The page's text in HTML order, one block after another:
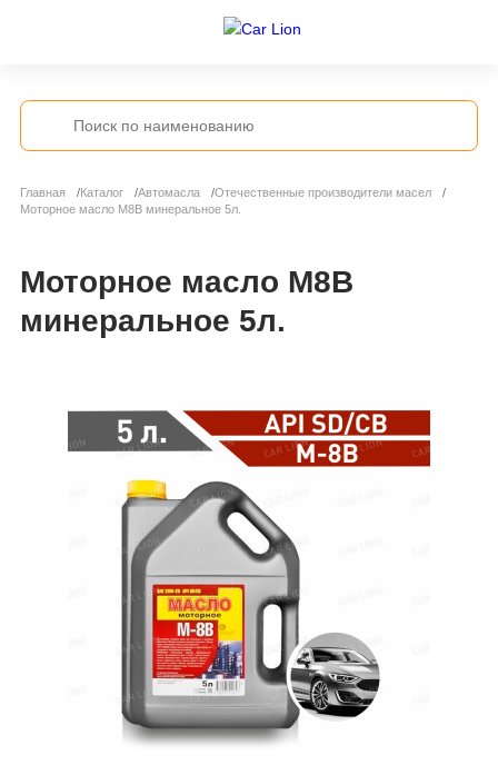
Главная Каталог Автомасла
Отечественные производители масел
Моторное масло М8В минеральное 5л.
Моторное масло М8В
минеральное 5л.